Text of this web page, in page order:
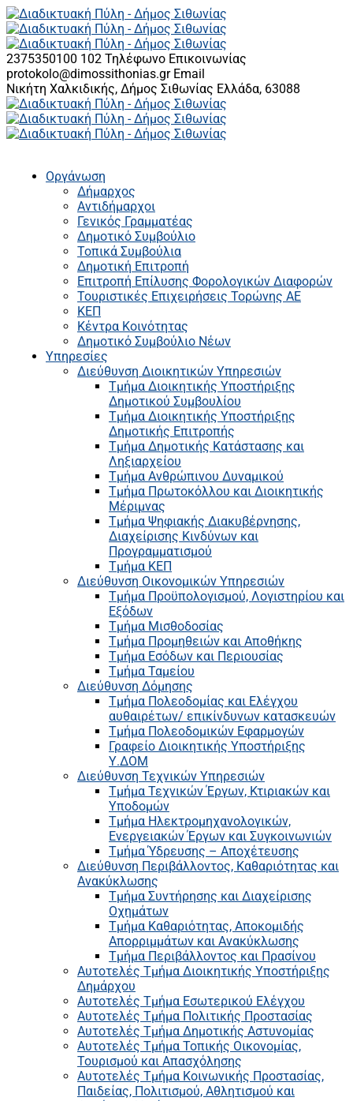
2375350100 102 Τηλέφωνο Επικοινωνίας
protokolo@dimossithonias.gr Email
Νικήτη Χαλκιδικής, Δήμος Σιθωνίας Ελλάδα, 63088
Οργάνωση
Δήμαρχος
Αντιδήμαρχοι
Γενικός Γραμματέας
Δημοτικό Συμβούλιο
Τοπικά Συμβούλια
Δημοτική Επιτροπή
Επιτροπή Επίλυσης Φορολογικών Διαφορών
Τουριστικές Επιχειρήσεις Τορώνης ΑΕ
ΚΕΠ
Κέντρα Κοινότητας
Δημοτικό Συμβούλιο Νέων
Υπηρεσίες
Διεύθυνση Διοικητικών Υπηρεσιών
Τμήμα Διοικητικής Υποστήριξης
Δημοτικού Συμβουλίου
Τμήμα Διοικητικής Υποστήριξης
Δημοτικής Επιτροπής
Τμήμα Δημοτικής Κατάστασης και
Ληξιαρχείου
Τμήμα Ανθρώπινου Δυναμικού
Τμήμα Πρωτοκόλλου και Διοικητικής
Μέριμνας
Τμήμα Ψηφιακής Διακυβέρνησης,
Διαχείρισης Κινδύνων και
Προγραμματισμού
Τμήμα ΚΕΠ
Διεύθυνση Οικονομικών Υπηρεσιών
Τμήμα Προϋπολογισμού, Λογιστηρίου και
Εξόδων
Τμήμα Μισθοδοσίας
Τμήμα Προμηθειών και Αποθήκης
Τμήμα Εσόδων και Περιουσίας
Τμήμα Ταμείου
Διεύθυνση Δόμησης
Τμήμα Πολεοδομίας και Ελέγχου
αυθαιρέτων/ επικίνδυνων κατασκευών
Τμήμα Πολεοδομικών Εφαρμογών
Γραφείο Διοικητικής Υποστήριξης
Υ.ΔΟΜ
Διεύθυνση Τεχνικών Υπηρεσιών
Τμήμα Τεχνικών Έργων, Κτιριακών και
Υποδομών
Τμήμα Ηλεκτρομηχανολογικών,
Ενεργειακών Έργων και Συγκοινωνιών
Τμήμα Ύδρευσης – Αποχέτευσης
Διεύθυνση Περιβάλλοντος, Καθαριότητας και
Ανακύκλωσης
Τμήμα Συντήρησης και Διαχείρισης
Οχημάτων
Τμήμα Καθαριότητας, Αποκομιδής
Απορριμμάτων και Ανακύκλωσης
Τμήμα Περιβάλλοντος και Πρασίνου
Αυτοτελές Τμήμα Διοικητικής Υποστήριξης
Δημάρχου
Αυτοτελές Τμήμα Εσωτερικού Ελέγχου
Αυτοτελές Τμήμα Πολιτικής Προστασίας
Αυτοτελές Τμήμα Δημοτικής Αστυνομίας
Αυτοτελές Τμήμα Τοπικής Οικονομίας,
Τουρισμού και Απασχόλησης
Αυτοτελές Τμήμα Κοινωνικής Προστασίας,
Παιδείας, Πολιτισμού, Αθλητισμού και